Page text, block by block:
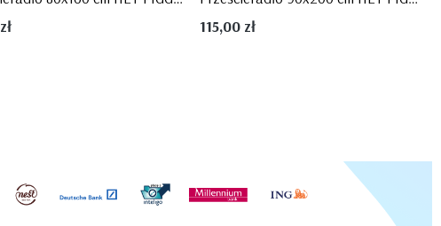
115,00 zł